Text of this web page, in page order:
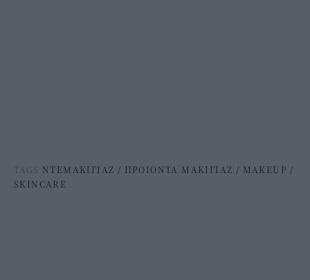
TAGS ΝΤΕΜΑΚΙΓΙΑΖ / ΠΡΟΙΟΝΤΑ ΜΑΚΙΓΙΑΖ / MAKEUP /
SKINCARE